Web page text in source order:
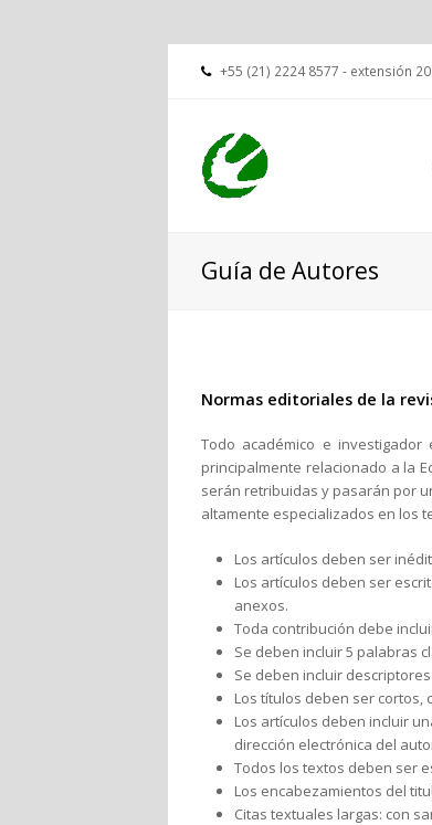
+55 (21) 2224 8577 - extensión
Guía de Autores
Normas editoriales de la
Todo académico e
principalmente relacionado a la
serán retribuidas y pasarán por
altamente especializados en los
Los artículos deben ser
Los artículos deben ser
anexos.
Toda contribución debe
Se deben incluir 5 palabras
Se deben incluir
Los títulos deben ser cortos,
Los artículos deben incluir
dirección electrónica del
Todos los textos deben ser
Los encabezamientos del
Citas textuales largas: con